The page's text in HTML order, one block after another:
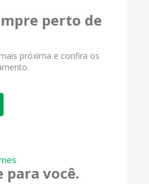
perto de
próxima e confira os
para você.